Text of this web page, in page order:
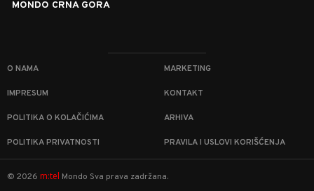
MONDO CRNA GORA
O NAMA MARKETING
IMPRESUM KONTAKT
POLITIKA O KOLAČIĆIMA ARHIVA
POLITIKA PRIVATNOSTI PRAVILA I USLOVI KORIŠĆENJA
© 2026 m:tel Mondo Sva prava zadržana.